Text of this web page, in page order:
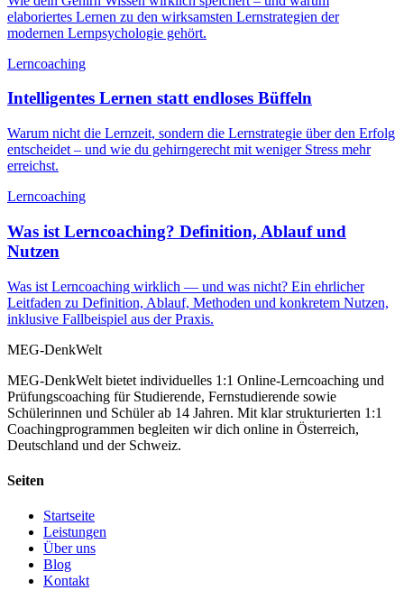
elaboriertes Lernen zu den wirksamsten Lernstrategien der
modernen Lernpsychologie gehört.
Lerncoaching
Intelligentes Lernen statt endloses Büffeln
Warum nicht die Lernzeit, sondern die Lernstrategie über den Erfolg
entscheidet – und wie du gehirngerecht mit weniger Stress mehr
erreichst.
Lerncoaching
Was ist Lerncoaching? Definition, Ablauf und
Nutzen
Was ist Lerncoaching wirklich — und was nicht? Ein ehrlicher
Leitfaden zu Definition, Ablauf, Methoden und konkretem Nutzen,
inklusive Fallbeispiel aus der Praxis.
MEG-DenkWelt
MEG-DenkWelt bietet individuelles 1:1 Online-Lerncoaching und
Prüfungscoaching für Studierende, Fernstudierende sowie
Schülerinnen und Schüler ab 14 Jahren. Mit klar strukturierten 1:1
Coachingprogrammen begleiten wir dich online in Österreich,
Deutschland und der Schweiz.
Seiten
Startseite
Leistungen
Über uns
Blog
Kontakt